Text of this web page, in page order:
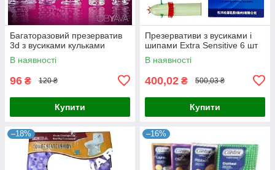
Багаторазовий презерватив
3d з вусиками кульками
В наявності
96 ₴ 120 ₴
Купити
Презервативи з вусиками і
шипами Extra Sensitive 6 шт
В наявності
400,02 ₴ 500,03 ₴
Купити
–18% –16%